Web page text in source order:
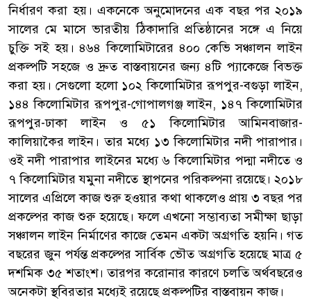
নির্ধারণ করা হয়। একনেকে অনুমোদনের এক বছর পর ২০১৯
সালের মে মাসে ভারতীয় ঠিকাদারি প্রতিষ্ঠানের সঙ্গে এ নিয়ে
চুক্তি সই হয়। ৪৬৪ কিলোমিটারের ৪০০ কেভি সঞ্চালন লাইন
প্রকল্পটি সহজে ও দ্রুত বাস্তবায়নের জন্য ৪টি প্যাকেজে বিভক্ত
করা হয়। সেগুলো হলো ১০২ কিলোমিটার রূপপুর-বগুড়া লাইন,
১৪৪ কিলোমিটার রূপপুর-গোপালগঞ্জ লাইন, ১৪৭ কিলোমিটার
রূপপুর-ঢাকা লাইন ও ৫১ কিলোমিটার আমিনবাজার-
কালিয়াকৈর লাইন। তার মধ্যে ১৩ কিলোমিটার নদী পারাপার।
ওই নদী পারাপার লাইনের মধ্যে ৬ কিলোমিটার পদ্মা নদীতে ও
৭ কিলোমিটার যমুনা নদীতে স্থাপনের পরিকল্পনা রয়েছে। ২০১৮
সালের এপ্রিলে কাজ শুরু হওয়ার কথা থাকলেও প্রায় ৩ বছর পর
প্রকল্পের কাজ শুরু হয়েছে। ফলে এখনো সম্ভাব্যতা সমীক্ষা ছাড়া
সঞ্চালন লাইন নির্মাণের কাজে তেমন একটা অগ্রগতি হয়নি। গত
বছরের জুন পর্যন্ত প্রকল্পের সার্বিক ভৌত অগ্রগতি হয়েছে মাত্র ৫
দশমিক ৩৫ শতাংশ। তারপর করোনার কারণে চলতি অর্থবছরেও
অনেকটা স্থবিরতার মধ্যেই রয়েছে প্রকল্পটির বাস্তবায়ন কাজ।